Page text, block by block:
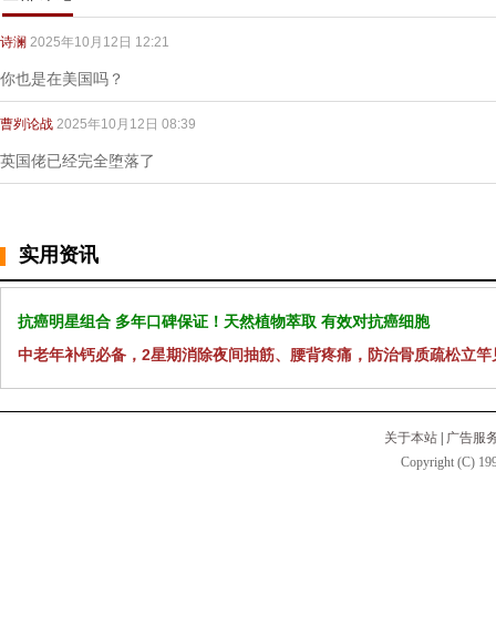
诗澜 2025年10月12日 12:21
你也是在美国吗？
曹刿论战 2025年10月12日 08:39
英国佬已经完全堕落了
实用资讯
抗癌明星组合 多年口碑保证！天然植物萃取 有效对抗癌细胞
中老年补钙必备，2星期消除夜间抽筋、腰背疼痛，防治骨质疏松立竿
关于本站
广告服
Copyright (C)